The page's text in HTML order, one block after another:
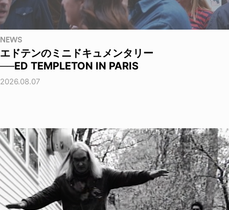
NEWS
エドテンのミニドキュメンタリー
──ED TEMPLETON IN PARIS
2026.08.07